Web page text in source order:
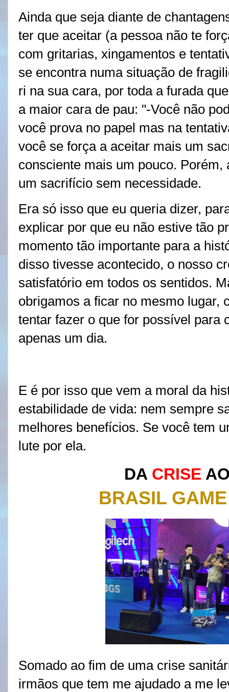
Ainda que seja diante de
ter que aceitar (a pessoa não te
com gritarias, xingamentos e
se encontra numa situação de
ri na sua cara, por toda a furada
a maior cara de pau: "-Você não
você prova no papel mas na
você se força a aceitar mais um
consciente mais um pouco.
um sacrifício sem necessidade.
Era só isso que eu queria dizer,
explicar por que eu não estive tão
momento tão importante para a
disso tivesse acontecido, o nosso
satisfatório em todos os sentidos.
obrigamos a ficar no mesmo lugar,
tentar fazer o que for possível para
apenas um dia.
E é por isso que vem a moral da
estabilidade de vida: nem sempre
melhores benefícios. Se você tem
lute por ela.
DA CRISE
BRASIL
Somado ao fim de uma crise
irmãos que tem me ajudado a me